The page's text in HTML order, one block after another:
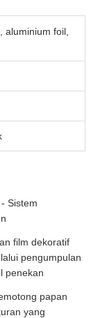
aluminium foil,
- Sistem
film dekoratif
pengumpulan
penekan
papan
yang